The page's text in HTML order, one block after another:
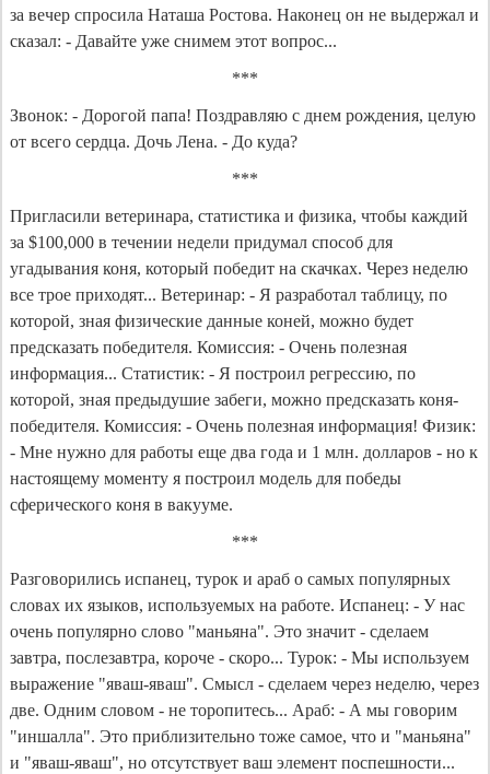
за вечер спросила Наташа Ростова. Наконец он не выдержал и
сказал: - Давайте уже снимем этот вопрос...
***
Звонок: - Дорогой папа! Поздравляю с днем рождения, целую
от всего сердца. Дочь Лена. - До куда?
***
Пригласили ветеринара, статистика и физика, чтобы каждий
за $100,000 в течении недели придумал способ для
угадывания коня, который победит на скачках. Через неделю
все трое приходят... Ветеринар: - Я разработал таблицу, по
которой, зная физические данные коней, можно будет
предсказать победителя. Комиссия: - Очень полезная
информация... Статистик: - Я построил регрессию, по
которой, зная предыдушие забеги, можно предсказать коня-
победителя. Комиссия: - Очень полезная информация! Физик:
- Мне нужно для работы еще два года и 1 млн. долларов - но к
настоящему моменту я построил модель для победы
сферического коня в вакууме.
***
Разговорились испанец, турок и араб о самых популярных
словах их языков, используeмых на работе. Испанец: - У нас
очень популярно слово "маньяна". Это значит - сделаем
завтра, послезавтра, короче - скоро... Турок: - Мы используем
выражение "яваш-яваш". Смысл - сделаем через неделю, через
две. Одним словом - не торопитесь... Араб: - А мы говорим
"иншалла". Это приблизительно тоже самое, что и "маньяна"
и "яваш-яваш", но отсутствует ваш элемент поспешности...